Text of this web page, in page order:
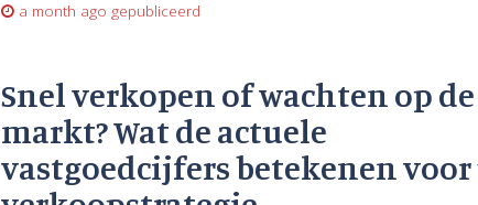
a month ago gepubliceerd
Snel verkopen of wachten op de
markt? Wat de actuele
vastgoedcijfers betekenen voor